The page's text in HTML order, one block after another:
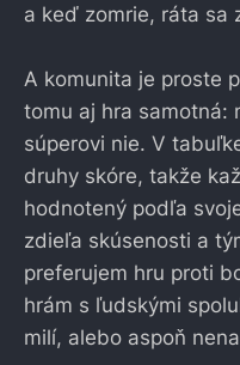
a keď zomrie, ráta sa
A komunita je proste
tomu aj hra samotná:
súperovi nie. V
druhy skóre, takže
hodnotený podľa
zdieľa skúsenosti a
preferujem hru proti
hrám s ľudskými
milí, alebo aspoň